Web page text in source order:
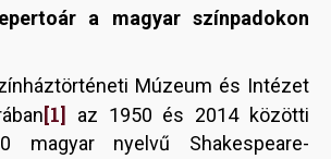
a magyar színpadokon
Múzeum és Intézet
[1] az 1950 és 2014 közötti
magyar nyelvű Shakespeare-